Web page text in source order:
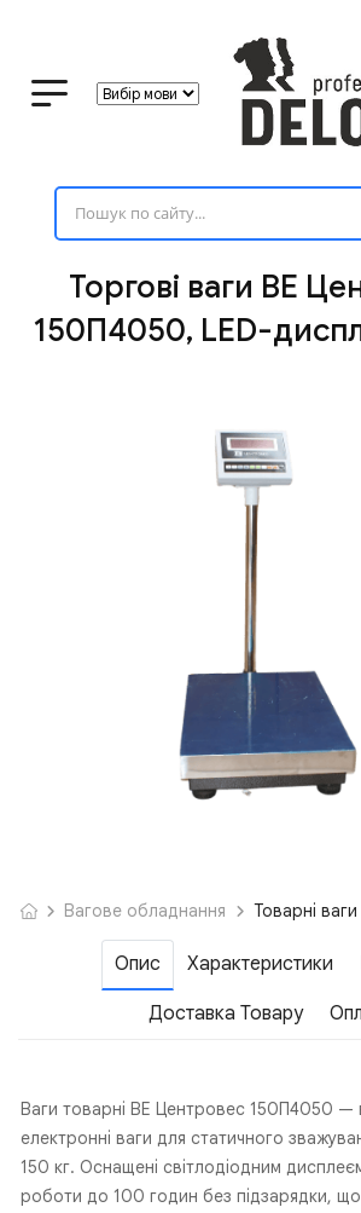
Торгові ваги ВЕ
150П4050, LED-
Вагове обладнання Товарні ваги
Опис Характеристики
Доставка Товару
Ваги товарні ВЕ Центровес 150П4050 —
електронні ваги для статичного
150 кг. Оснащені світлодіодним
роботи до 100 годин без підзарядки,